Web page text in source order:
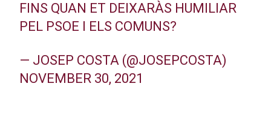
FINS QUAN ET DEIXARÀS HUMILIAR
PEL PSOE I ELS COMUNS?
— JOSEP COSTA (@JOSEPCOSTA)
NOVEMBER 30, 2021